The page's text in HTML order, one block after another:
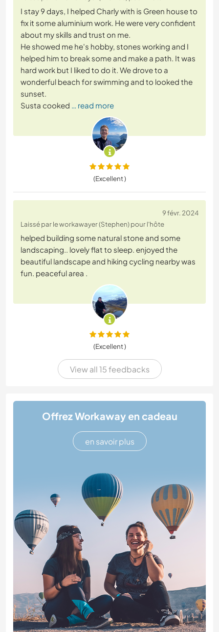
I stay 9 days, I helped Charly with is Green house to
fix it some aluminium work. He were very confident
about my skills and trust on me.
He showed me he's hobby, stones working and I
helped him to break some and make a path. It was
hard work but I liked to do it. We drove to a
wonderful beach for swimming and to looked the
sunset.
Susta cooked … read more
(Excellent )
9 févr. 2024
Laissé par le workawayer (Stephen) pour l'hôte
helped building some natural stone and some
landscaping.. lovely flat to sleep. enjoyed the
beautiful landscape and hiking cycling nearby was
fun. peaceful area .
(Excellent )
View all 15 feedbacks
Offrez Workaway en cadeau
en savoir plus